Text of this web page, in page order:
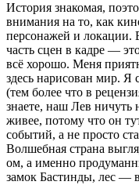
История знакомая,
внимания на то, как
персонажей и локации.
часть сцен в кадре —
всё хорошо. Меня
здесь нарисован мир.
(тем более что в
знаете, наш Лев ничуть
живее, потому что он
событий, а не просто
Волшебная страна
ом, а именно
замок Бастинды, лес —